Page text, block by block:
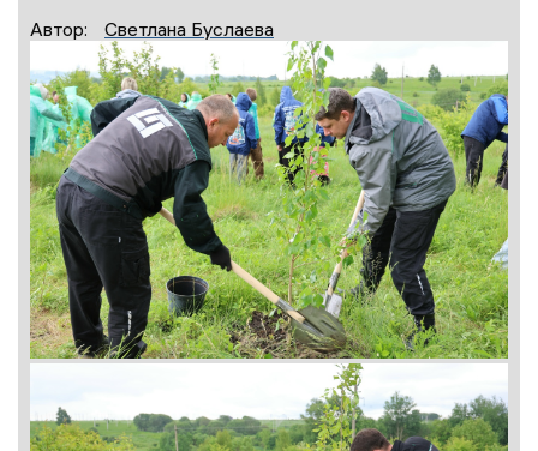
Автор:
Светлана Буслаева